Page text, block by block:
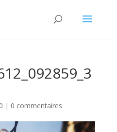
| 0 commentaires